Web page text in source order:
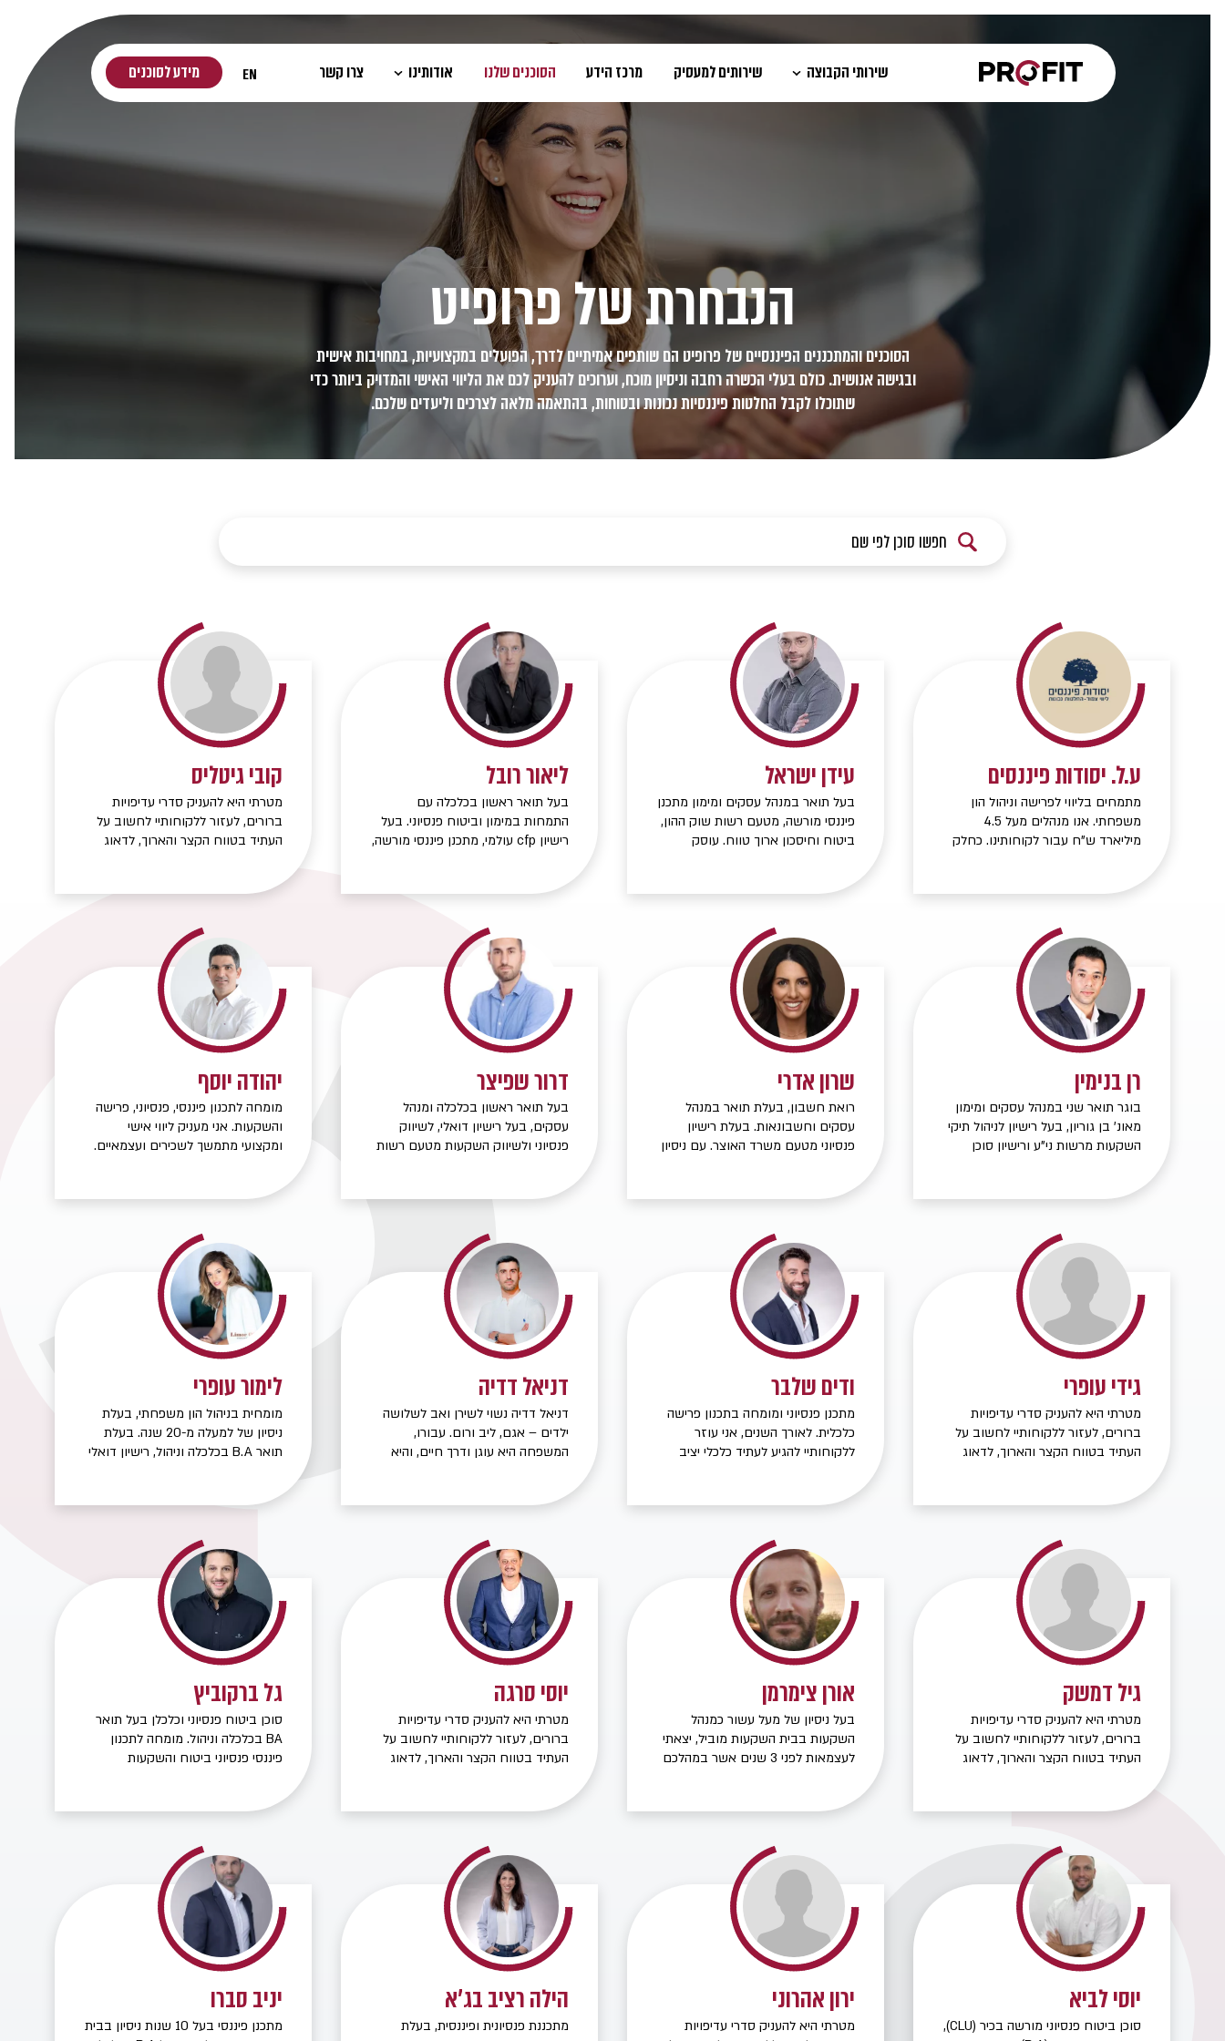
שירותי הקבוצה שירותים למעסיק מרכז הידע הסוכנים שלנו אודותינו צרו קשר EN מידע לסוכנים
הנבחרת של פרופיט
הסוכנים והמתכננים הפיננסיים של פרופיט הם שותפים אמיתיים לדרך, הפועלים במקצועיות, במחויבות אישית
ובגישה אנושית. כולם בעלי הכשרה רחבה וניסיון מוכח, וערוכים להעניק לכם את הליווי האישי והמדויק ביותר כדי
שתוכלו לקבל החלטות פיננסיות נכונות ובטוחות, בהתאמה מלאה לצרכים וליעדים שלכם.
ע.ל. יסודות פיננסים
מתמחים בליווי לפרישה וניהול הון
משפחתי. אנו מנהלים מעל 4.5
מיליארד ש"ח עבור לקוחותינו. כחלק
עידן ישראל
בעל תואר במנהל עסקים ומימון מתכנן
פיננסי מורשה, מטעם רשות שוק ההון,
ביטוח וחיסכון ארוך טווח. עוסק
משפחתי. בעלים של FAMILY OFFICE
ליאור רובל
בעל תואר ראשון בכלכלה עם
התמחות במימון וביטוח פנסיוני. בעל
רישיון cfp עולמי, מתכנן פיננסי מורשה,
והפיננסים משנת 2009. מומחה בליווי
קובי גיטליס
מטרתי היא להעניק סדרי עדיפויות
ברורים, לעזור ללקוחותיי לחשוב על
העתיד בטווח הקצר והארוך, לדאוג
רן בנימין
בוגר תואר שני במנהל עסקים ומימון
מאונ' בן גוריון, בעל רישיון לניהול תיקי
השקעות מרשות ני"ע ורישיון סוכן
בעולמות שוק ההון והביטוח, החל
משנת 2009 והחברה עובדת באופן
שח עבור 1300 לקוחות פרטיים.
שרון אדרי
רואת חשבון, בעלת תואר במנהל
עסקים וחשבונאות. בעלת רישיון
פנסיוני מטעם משרד האוצר. עם ניסיון
וניהול הון אישי ומשפחתי עבור
משפחות אמידות, לקוחות כשירים
דרור שפיצר
בעל תואר ראשון בכלכלה ומנהל
עסקים, בעל רישיון דואלי, לשיווק
פנסיוני ולשיווק השקעות מטעם רשות
במסגרת תפקידי אני מעניק שירותי
תכנון וליווי מקצועי אישי בתכנון פיננסי,
יהודה יוסף
מומחה לתכנון פיננסי, פנסיוני, פרישה
והשקעות. אני מעניק ליווי אישי
ומקצועי מתמשך לשכירים ועצמאיים.
גידי עופרי
מטרתי היא להעניק סדרי עדיפויות
ברורים, לעזור ללקוחותיי לחשוב על
העתיד בטווח הקצר והארוך, לדאוג
ובאירועים חריגים בלתי צפויים.
ודים שלבר
מתכנן פנסיוני ומומחה בתכנון פרישה
כלכלית. לאורך השנים, אני עוזר
ללקוחותיי להגיע לעתיד כלכלי יציב
מותאמות אישית, תוך ניתוח הצרכים,
מקורות ההכנסה והסיכונים. אני מאמין
השקעה, חיסכון ומס וזאת במטרה
למקסם את ביטחונם הכלכלי לפרישה
דניאל דדיה
דניאל דדיה נשוי לשירן ואב לשלושה
ילדים – אגם, ליב ורום. עבורו,
המשפחה היא עוגן ודרך חיים, והיא
המחויבות והראייה לטווח ארוך
שמלוות אותו בכל תחום. דניאל מאמין
בעולם הפיננסי – הוא מערכות יחסים,
אמון ושירות אישי אמיתי. דניאל הוא
סוכן פנסיוני ומתכנן פיננסי בעל ניסיון
רב ומומחיות בעולם ההשקעות. הוא
מלווה לקוחות בקבלת החלטות
פיננסיות משמעותיות ומעניק ייעוץ
פנסיוני מקיף, תוך התאמה אישית,
זמינות גבוהה וליווי מתמשך לאורך
הדרך.
לימור עופרי
מומחית בניהול הון משפחתי, בעלת
ניסיון של למעלה מ-20 שנה. בעלת
תואר B.A בכלכלה וניהול, רישיון דואלי
לסייע ללקוחותיי לתכנן כראוי את
עתידם הכלכלי וללוות אותם תוך מתן
גיל דמשק
מטרתי היא להעניק סדרי עדיפויות
ברורים, לעזור ללקוחותיי לחשוב על
העתיד בטווח הקצר והארוך, לדאוג
ובאירועים חריגים בלתי צפויים.
אורן צימרמן
בעל ניסיון של מעל עשור כמנהל
השקעות בבית השקעות מוביל, יצאתי
לעצמאות לפני 3 שנים אשר במהלכם
ההון ובקבלת החלטות כלכליות.
המומחיות שלי הינה תחום הפיננסים
הלקוחות שאני מלווה.
יוסי סרגה
מטרתי היא להעניק סדרי עדיפויות
ברורים, לעזור ללקוחותיי לחשוב על
העתיד בטווח הקצר והארוך, לדאוג
ובאירועים חריגים בלתי צפויים.
גל ברקוביץ
סוכן ביטוח פנסיוני וכלכלן בעל תואר
BA בכלכלה וניהול. מומחה לתכנון
פיננסי פנסיוני ביטוח והשקעות
ליווי אישי ומתמשך בגובה העיניים. שם
דגש על התאמת המוצר הפנסיוני
אובייקטיבית.
יוסי לביא
סוכן ביטוח פנסיוני מורשה בכיר (CLU),
ירון אהרוני
מטרתי היא להעניק סדרי עדיפויות
הילה רציב בג'א
מתכננת פנסיונית ופיננסית, בעלת
יניב סברו
מתכנן פיננסי בעל 10 שנות ניסיון בבית